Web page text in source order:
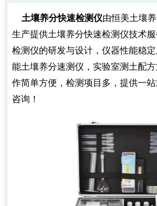
土壤养分快速检测仪由恒美土壤
生产提供土壤养分快速检测仪技术
检测仪的研发与设计，仪器性能稳
能土壤养分速测仪，实验室测土配
作简单方便，检测项目多，提供一
咨询！